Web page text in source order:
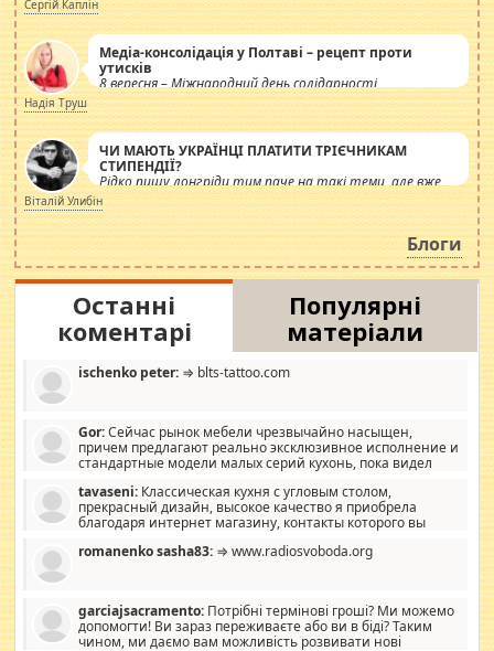
Сергій Каплін
Медіа-консолідація у Полтаві – рецепт проти
утисків
8 вересня – Міжнародний день солідарності
журналістів.
Надія Труш
ЧИ МАЮТЬ УКРАЇНЦІ ПЛАТИТИ ТРІЄЧНИКАМ
СТИПЕНДІЇ?
Рідко пишу лонгріди тим паче на такі теми, але вже
просто дістало! Обурюють сьогоднішні інсенуації
навколо стипендіального питання. Штучно
роздувається ще одна соціальна катастрофа.
Віталій Улибін
Блоги
Останні
коментарі
Популярні
матеріали
ischenko peter: ⇒ blts-tattoo.com
Gor:Сейчас рынок мебели чрезвычайно насыщен,
причем предлагают реально эксклюзивное исполнение и
стандартные модели малых серий кухонь, пока видел
стандартные формы, в MebelOk, креативненько и что главное -
со вкусом все в порядке, без ненужных наворотов удорожающих
мебель, а это не последний фактор.
tavaseni: Классическая кухня с угловым столом,
прекрасный дизайн, высокое качество я приобрела
благодаря интернет магазину, контакты которого вы
romanenko sasha83: ⇒ www.radiosvoboda.org
garciajsacramento: Потрібні термінові гроші? Ми можемо
допомогти! Ви зараз переживаєте або ви в біді? Таким
чином, ми даємо вам можливість розвивати нові